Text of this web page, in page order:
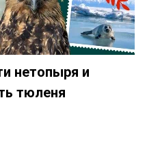
нетопыря и
тюленя